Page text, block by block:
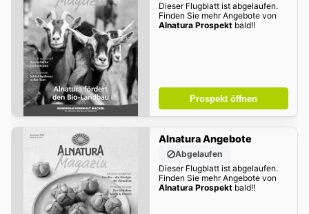
Dieser Flugblatt ist abgelaufen.
Finden Sie mehr Angebote von
Alnatura Prospektbald!!
Prospekt öffnen
Alnatura Angebote
Abgelaufen
Dieser Flugblatt ist abgelaufen.
Finden Sie mehr Angebote von
Alnatura Prospektbald!!